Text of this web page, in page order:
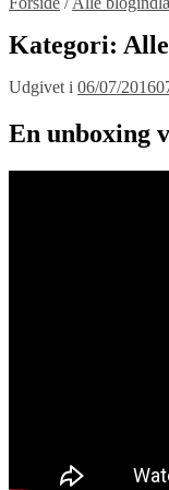
Kategori:
Udgivet i 06/07/2016
En unboxing